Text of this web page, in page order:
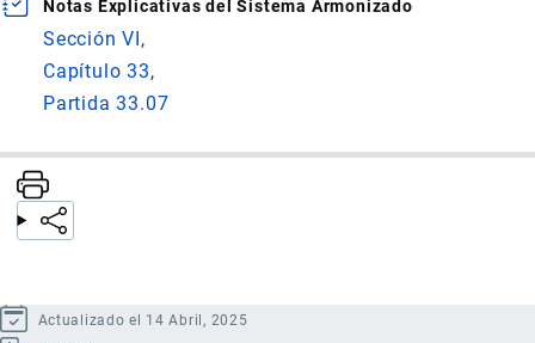
Notas Explicativas del Sistema Armonizado
Sección VI
Capítulo 33
Partida 33.07
Actualizado el 14 Abril, 2025